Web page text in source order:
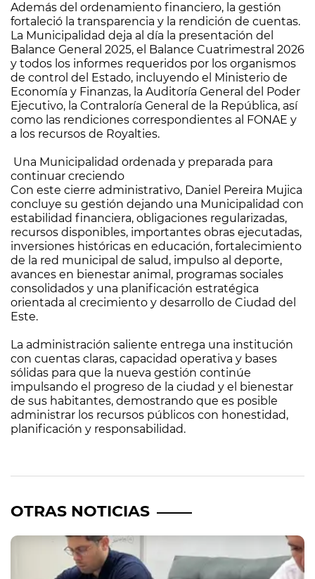
Además del ordenamiento financiero, la gestión
fortaleció la transparencia y la rendición de cuentas.
La Municipalidad deja al día la presentación del
Balance General 2025, el Balance Cuatrimestral 2026
y todos los informes requeridos por los organismos
de control del Estado, incluyendo el Ministerio de
Economía y Finanzas, la Auditoría General del Poder
Ejecutivo, la Contraloría General de la República, así
como las rendiciones correspondientes al FONAE y
a los recursos de Royalties.
Una Municipalidad ordenada y preparada para
continuar creciendo
Con este cierre administrativo, Daniel Pereira Mujica
concluye su gestión dejando una Municipalidad con
estabilidad financiera, obligaciones regularizadas,
recursos disponibles, importantes obras ejecutadas,
inversiones históricas en educación, fortalecimiento
de la red municipal de salud, impulso al deporte,
avances en bienestar animal, programas sociales
consolidados y una planificación estratégica
orientada al crecimiento y desarrollo de Ciudad del
Este.
La administración saliente entrega una institución
con cuentas claras, capacidad operativa y bases
sólidas para que la nueva gestión continúe
impulsando el progreso de la ciudad y el bienestar
de sus habitantes, demostrando que es posible
administrar los recursos públicos con honestidad,
planificación y responsabilidad.
OTRAS NOTICIAS